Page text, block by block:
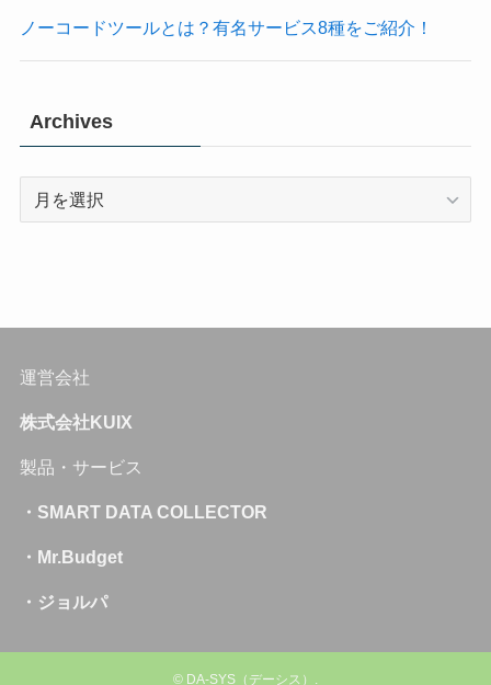
ノーコードツールとは？有名サービス8種をご紹介！
Archives
Archives
運営会社
株式会社KUIX
製品・サービス
・SMART DATA COLLECTOR
・Mr.Budget
・ジョルパ
© DA-SYS（デーシス）.